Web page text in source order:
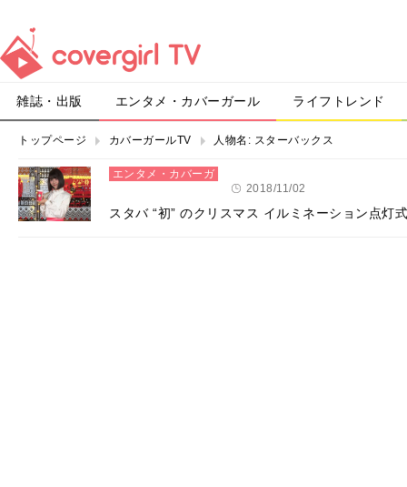
雑誌・出版 エンタメ・カバーガール ライフトレンド
トップページ カバーガールTV 人物名: スターバックス
エンタメ・カバーガ
2018/11/02
スタバ “初” のクリスマス イルミネーション点灯